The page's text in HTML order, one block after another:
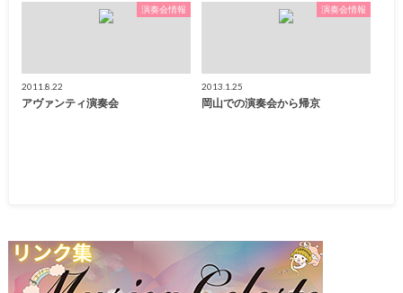
演奏会情報
2011.8.22
アヴァンティ演奏会
演奏会情報
2013.1.25
岡山での演奏会から帰京